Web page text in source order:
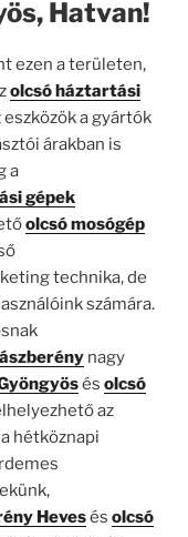
Hatvan!
ezen a területen,
olcsóháztartási
a gyártók
árakban is
a
gépek
olcsó mosógép
technika, de
​​számára.
nagy
és olcsó
az
hétköznapi
Hevesés olcsó